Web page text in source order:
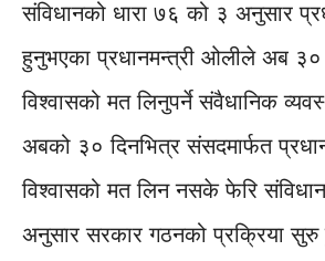
संविधानको धारा ७६ को ३ अनुसार
हुनुभएका प्रधानमन्त्री ओलीले अब ३०
विश्वासको मत लिनुपर्ने संवैधानिक
अबको ३० दिनभित्र संसदमार्फत
विश्वासको मत लिन नसके फेरि
अनुसार सरकार गठनको प्रक्रिया सुरु